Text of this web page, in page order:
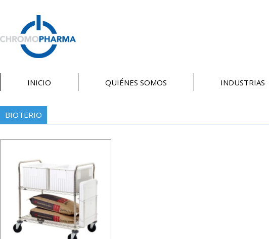
INICIO QUIÉNES SOMOS INDUSTRIAS
BIOTERIO